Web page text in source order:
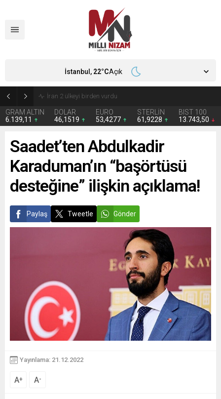
İran 2 ülkeyi birden vurdu
GRAM ALTIN
6.139,11
DOLAR
46,1519
EURO
53,4277
STERLİN
61,9228
BIST 100
13.743,50
İstanbul, 22°CAçık
Saadet’ten Abdulkadir
Karaduman’ın “başörtüsü
desteğine” ilişkin açıklama!
Paylaş Tweetle Gönder
Yayınlama: 21.12.2022
A+ A-